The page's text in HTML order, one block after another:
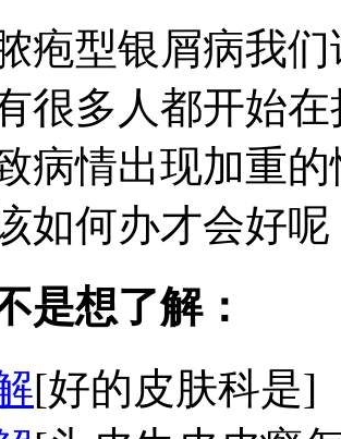
疱型银屑病我
很多人都开始
病情出现加重
如何办才会好
是想了解：
[好的皮肤科是]